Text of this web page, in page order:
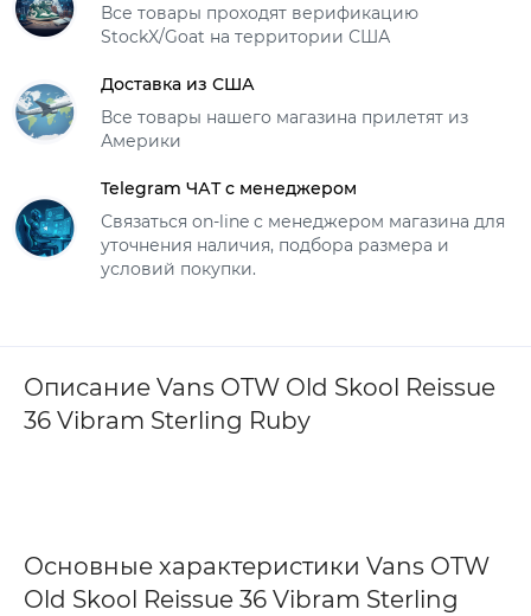
Все товары проходят верификацию
StockX/Goat на территории США
Доставка из США
Все товары нашего магазина прилетят из
Америки
Telegram ЧАТ с менеджером
Связаться on-line с менеджером магазина для
уточнения наличия, подбора размера и
условий покупки.
Описание Vans OTW Old Skool Reissue
36 Vibram Sterling Ruby
Основные характеристики Vans OTW
Old Skool Reissue 36 Vibram Sterling